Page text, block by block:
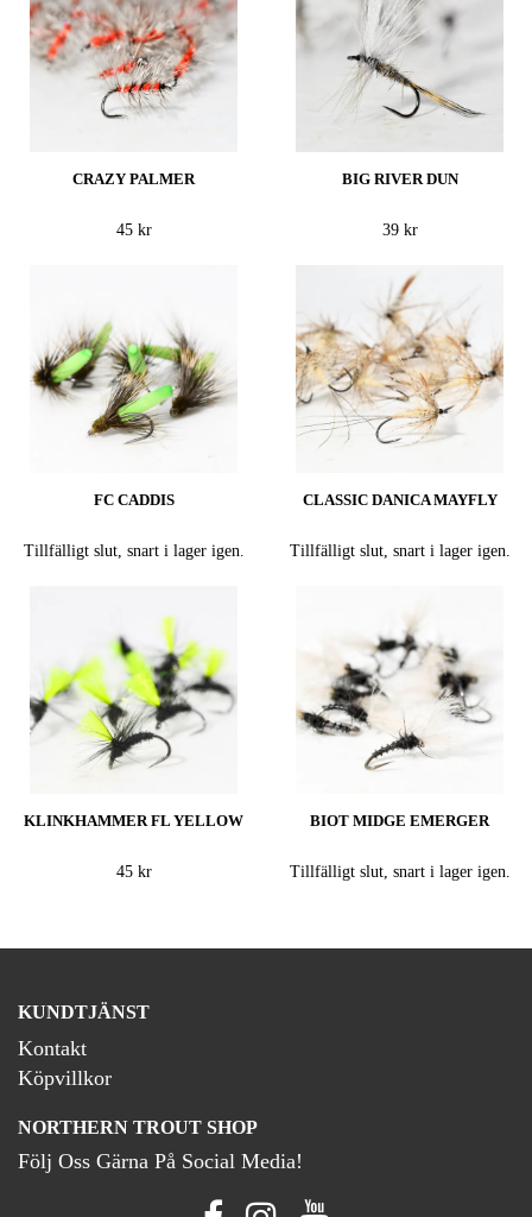
CRAZY PALMER
45 kr
BIG RIVER DUN
39 kr
FC CADDIS
Tillfälligt slut, snart i lager igen.
CLASSIC DANICA MAYFLY
Tillfälligt slut, snart i lager igen.
KLINKHAMMER FL YELLOW
45 kr
BIOT MIDGE EMERGER
Tillfälligt slut, snart i lager igen.
KUNDTJÄNST
Kontakt
Köpvillkor
NORTHERN TROUT SHOP
Följ Oss Gärna På Social Media!